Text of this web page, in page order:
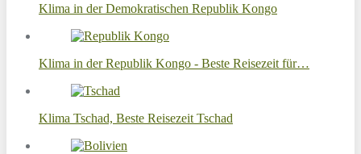
Klima in der Demokratischen Republik Kongo
Klima in der Republik Kongo - Beste Reisezeit für…
Klima Tschad, Beste Reisezeit Tschad